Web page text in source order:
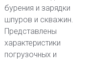
бурения и зарядки
шпуров и скважин.
Представлены
характеристики
погрузочных и